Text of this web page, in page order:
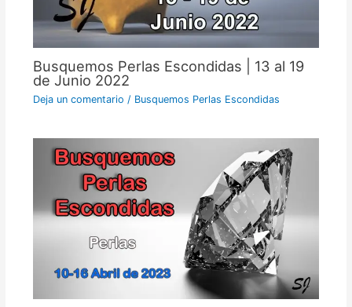
Busquemos Perlas Escondidas | 13 al 19
de Junio 2022
Deja un comentario / Busquemos Perlas Escondidas